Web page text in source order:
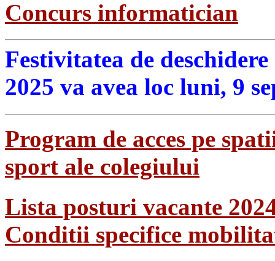
Concurs informatician
Festivitatea de
2025 va avea loc luni, 9
Program de acces pe
sport ale colegiului
Lista posturi vacante
Conditii specifice